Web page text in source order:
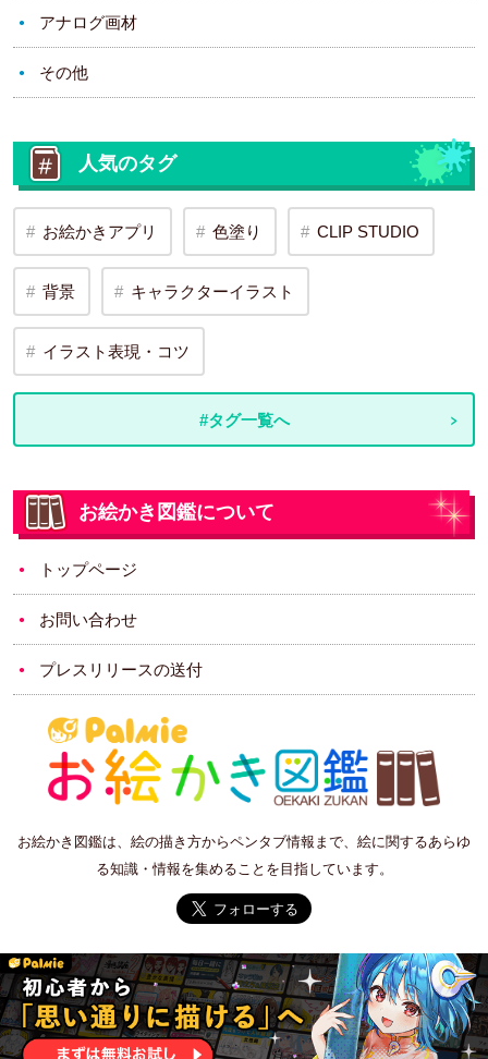
アナログ画材
その他
人気のタグ
お絵かきアプリ 色塗り CLIP STUDIO
背景 キャラクターイラスト
イラスト表現・コツ
#タグ一覧へ
お絵かき図鑑について
トップページ
お問い合わせ
プレスリリースの送付
お絵かき図鑑は、絵の描き方からペンタブ情報まで、絵に関するあらゆ
る知識・情報を集めることを目指しています。